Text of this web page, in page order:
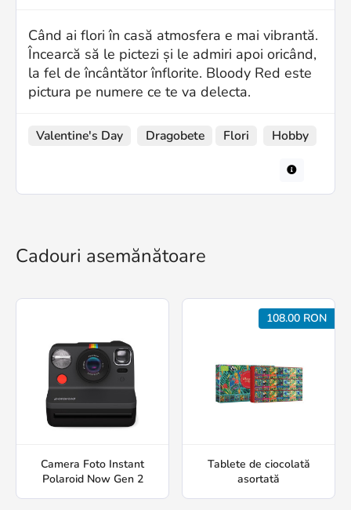
Când ai flori în casă atmosfera e mai vibrantă.
Încearcă să le pictezi și le admiri apoi oricând,
la fel de încântător înflorite. Bloody Red este
pictura pe numere ce te va delecta.
Valentine's Day Dragobete Flori Hobby
Cadouri asemănătoare
Camera Foto Instant
Polaroid Now Gen 2
108.00 RON
Tablete de ciocolată
asortată